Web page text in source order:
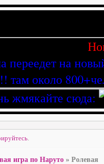
переедет на
там около
жмякайте сюда:
.
игра по Наруто »Ролевая